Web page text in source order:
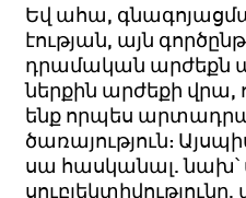
Եվ ահա,
էության, այն
դրամական արժեքն
ներքին արժեքի
ենք որպես
ծառայություն:
սա հասկանալ. նախ՝